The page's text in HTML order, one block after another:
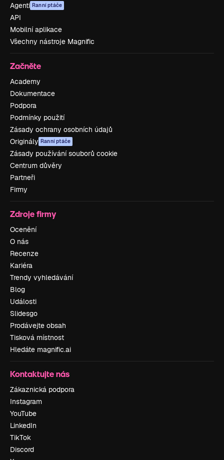
Agenti Ranní ptáče
API
Mobilní aplikace
Všechny nástroje Magnific
Začněte
Academy
Dokumentace
Podpora
Podmínky použití
Zásady ochrany osobních údajů
Originály Ranní ptáče
Zásady používání souborů cookie
Centrum důvěry
Partneři
Firmy
Zdroje firmy
Ocenění
O nás
Recenze
Kariéra
Trendy vyhledávání
Blog
Události
Slidesgo
Prodávejte obsah
Tisková místnost
Hledáte magnific.ai
Kontaktujte nás
Zákaznická podpora
Instagram
YouTube
LinkedIn
TikTok
Discord